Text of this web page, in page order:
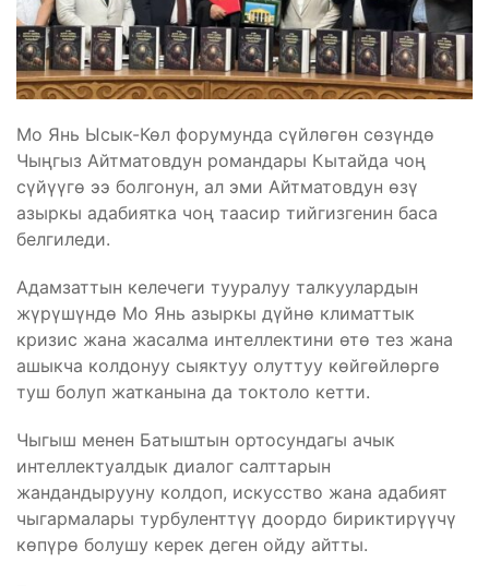
Мо Янь Ысык-Көл форумунда сүйлөгөн сөзүндө
Чыңгыз Айтматовдун романдары Кытайда чоң
сүйүүгө ээ болгонун, ал эми Айтматовдун өзү
азыркы адабиятка чоң таасир тийгизгенин баса
белгиледи.
Адамзаттын келечеги тууралуу талкуулардын
жүрүшүндө Мо Янь азыркы дүйнө климаттык
кризис жана жасалма интеллектини өтө тез жана
ашыкча колдонуу сыяктуу олуттуу көйгөйлөргө
туш болуп жатканына да токтоло кетти.
Чыгыш менен Батыштын ортосундагы ачык
интеллектуалдык диалог салттарын
жандандырууну колдоп, искусство жана адабият
чыгармалары турбуленттүү доордо бириктирүүчү
көпүрө болушу керек деген ойду айтты.